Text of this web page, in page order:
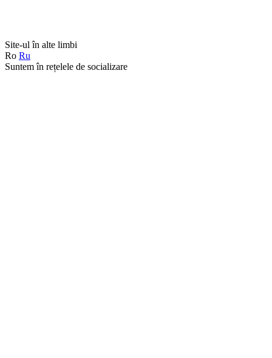
Site-ul în alte limbi
Ro Ru
Suntem în rețelele de socializare